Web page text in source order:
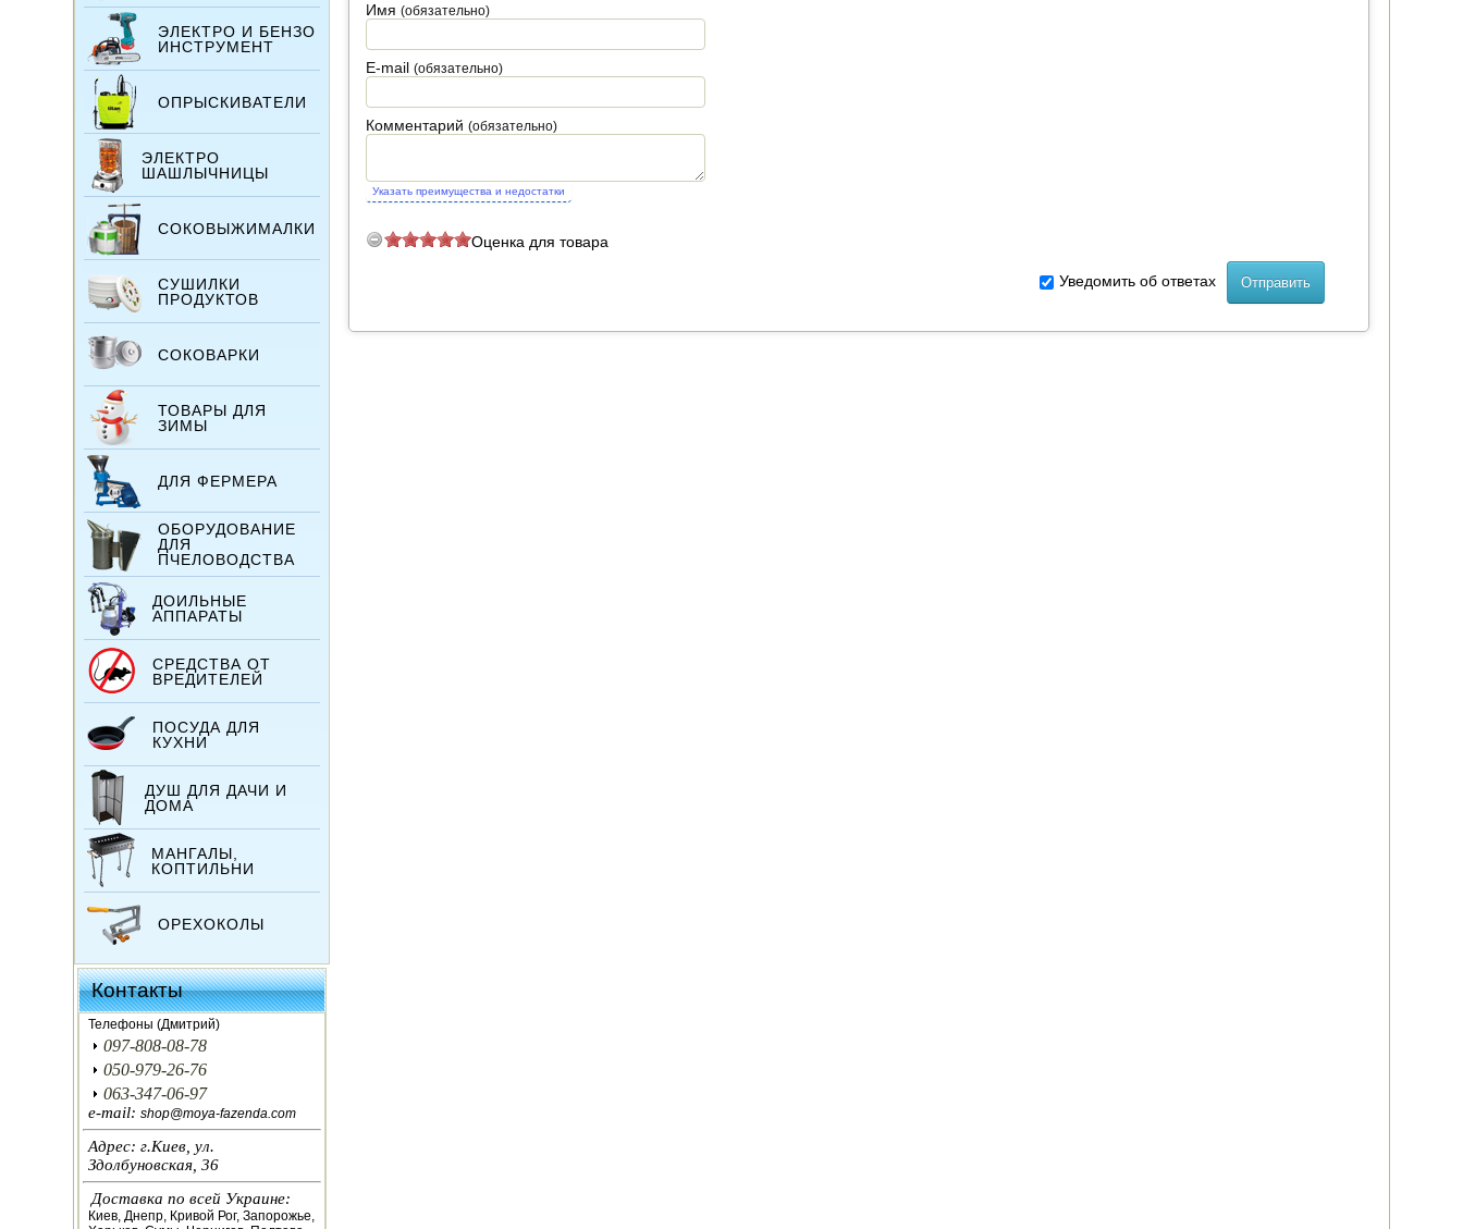
ЭЛЕКТРО И БЕНЗО
ИНСТРУМЕНТ
ОПРЫСКИВАТЕЛИ
ЭЛЕКТРО
ШАШЛЫЧНИЦЫ
СОКОВЫЖИМАЛКИ
СУШИЛКИ
ПРОДУКТОВ
СОКОВАРКИ
ТОВАРЫ ДЛЯ
ЗИМЫ
ДЛЯ ФЕРМЕРА
ОБОРУДОВАНИЕ
ДЛЯ
ПЧЕЛОВОДСТВА
ДОИЛЬНЫЕ
АППАРАТЫ
СРЕДСТВА ОТ
ВРЕДИТЕЛЕЙ
ПОСУДА ДЛЯ
КУХНИ
ДУШ ДЛЯ ДАЧИ И
ДОМА
МАНГАЛЫ,
КОПТИЛЬНИ
ОРЕХОКОЛЫ
ИНКУБАТОРЫ
ЗЕРНОДРОБИЛКИ
КОРМОРЕЗКИ
СОЛОМОРЕЗКИ
АВТОКЛАВЫ
ДЛЯ ОГОРОДА
Контакты
Телефоны (Дмитрий)
097-808-08-78
050-979-26-76
063-347-06-97
e-mail:shop@moya-fazenda.com
Адрес: г.Киев, ул.
Здолбуновская, 36
Доставка по всей Украине:
Киев, Днепр, Кривой Рог, Запорожье,
Имя(обязательно)
E-mail(обязательно)
Комментарий(обязательно)
Указать преимущества и недостатки
Оценка для товара
Уведомить об ответах